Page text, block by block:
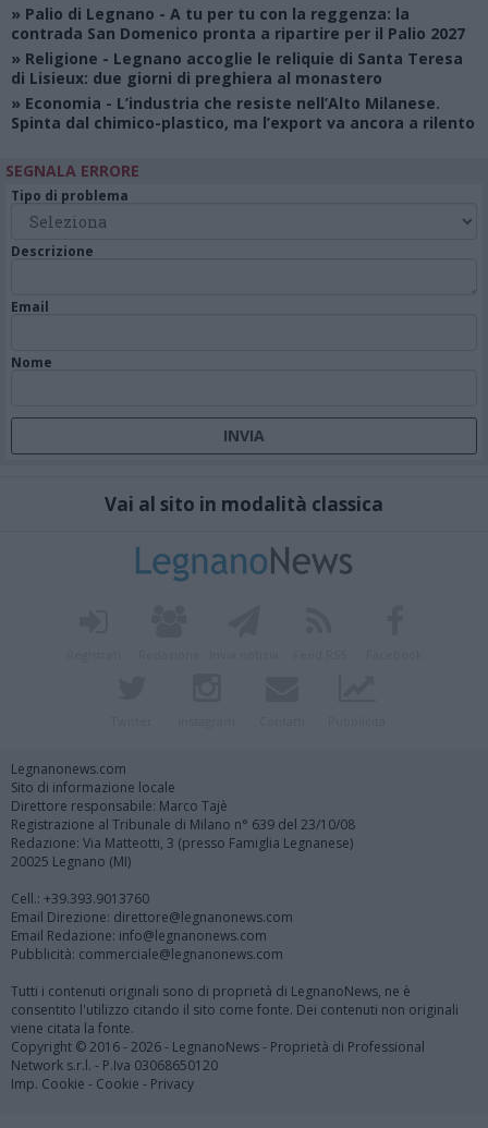
» Palio di Legnano - A tu per tu con la reggenza: la
contrada San Domenico pronta a ripartire per il Palio 2027
» Religione - Legnano accoglie le reliquie di Santa Teresa
di Lisieux: due giorni di preghiera al monastero
» Economia - L’industria che resiste nell’Alto Milanese.
Spinta dal chimico-plastico, ma l’export va ancora a rilento
SEGNALA ERRORE
Tipo di problema
Descrizione
Email
Nome
Vai al sito in modalità classica
Legnanonews.com
Sito di informazione locale
Direttore responsabile: Marco Tajè
Registrazione al Tribunale di Milano n° 639 del 23/10/08
Redazione: Via Matteotti, 3 (presso Famiglia Legnanese)
20025 Legnano (MI)
Cell.: +39.393.9013760
Email Direzione: direttore@legnanonews.com
Email Redazione: info@legnanonews.com
Pubblicità: commerciale@legnanonews.com
Tutti i contenuti originali sono di proprietà di LegnanoNews, ne è
consentito l'utilizzo citando il sito come fonte. Dei contenuti non originali
viene citata la fonte.
Copyright © 2016 - 2026 - LegnanoNews - Proprietà di Professional
Network s.r.l. - P.Iva 03068650120
Imp. Cookie - Cookie - Privacy